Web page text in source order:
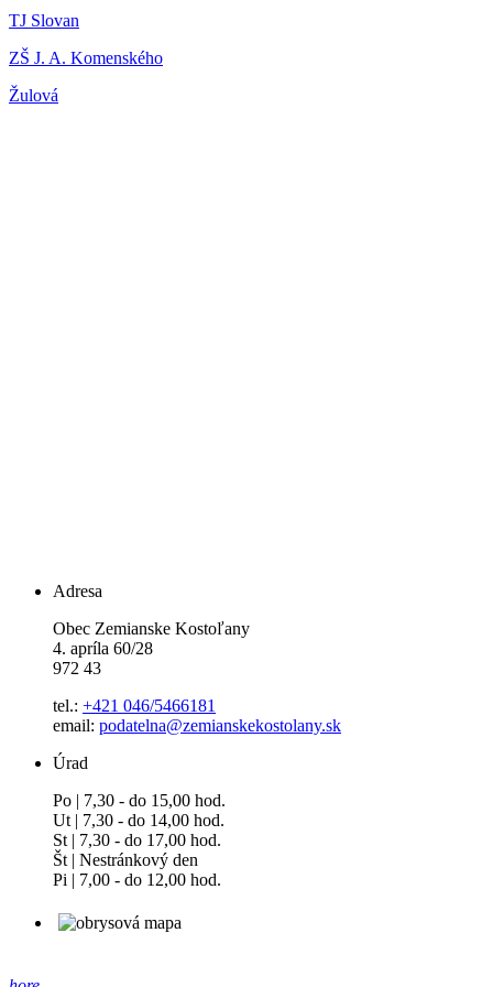
TJ Slovan
ZŠ J. A. Komenského
Žulová
Adresa
Obec Zemianske Kostoľany
4. apríla 60/28
972 43
tel.: +421 046/5466181
email: podatelna@zemianskekostolany.sk
Úrad
Po | 7,30 - do 15,00 hod.
Ut | 7,30 - do 14,00 hod.
St | 7,30 - do 17,00 hod.
Št | Nestránkový den
Pi | 7,00 - do 12,00 hod.